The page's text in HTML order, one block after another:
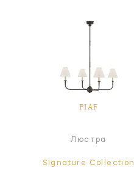
PIAF
Люстра
Signature Collection